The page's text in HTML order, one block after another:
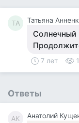
ТА Татьяна
Солнечный
7 лет
Ответы
АК Анатолий